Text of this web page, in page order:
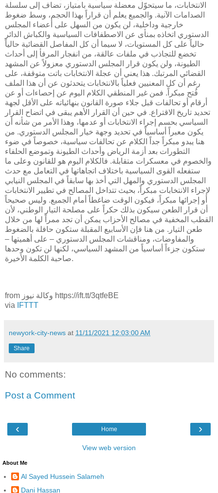
الانتخابات، ما سيتحوّل معضلة سياسية بامتياز، تضاف إلى سلسلة
الصدامات الآنية. والجميع يعلم أن قراراً بهذا الحجم، وسط ضغوط
خارجية وداخلية، لن يكون من السهل على أعضاء المجلس
الدستوري اتخاذه بمنأى عن الاصطفافات السياسية والكباش الدائر
حالياً على كل المستويات، لا سيما أن كل المفاصل القضائية حالياً
تخضع للتجاذب في ملفات عالقة، من انفجار المرفأ إلى أحداث
الطيونة، ولن يكون قرار المجلس الدستوري معزولاً عن المشهد
القضائي المرتبك. هذا يعني أن عجلة الانتخابات باتت متوقفة، على
رغم أن كل المعنيين فعلياً بالانتخابات يتحدثون عن أن هذا الملف
فُتح مبكراً. فمن غير المنطقي الكلام اليوم عن إحصاءات أو عن
أرقام أو تحالفات قبل جلاء صورة القانون بنهائياته على الأقل لجهة
تحديد تاريخ الاقتراع. في حين أن القرار الأهم يبقى في اتضاح القرار
السياسي بحسم إجراء الانتخابات أو عدمها، وهذا الأمر من شأنه أن
يكون معبراً أساسياً في تحديد وجهة خيار المجلس الدستوري. من
هنا يبدو مبكراً جداً الكلام عن تحالفات سياسية، خصوصاً في ضوء
التطورات بعد أزمة الرياض وأحداث الطيونة وتموضع الحلفاء
والخصوم في معسكرات متقابلة. فالكلام اليوم هو للقانون وعلى ما
ستفعله القوى السياسية باختلاف اتجاهاتها في التعامل مع حدث
المجلس الدستوري والمهل التي أخذ بها سابقاً في المجلس النيابي
لإجراء الانتخابات مبكراً، بحيث تتداخل المصالح في تطيير الانتخابات
أو إجرائها مبكراً، فيكون الوقت ضاغطاً أمام الجميع. وليس صحيحاً
أن قرار الطعن سيكون بذلك حكراً على مصلحة التيار الوطني، لأن
القطب المخفية في مصالح الأحزاب يمكن أن تجد ممراً لها من خلال
طعن التيار. من هنا فإن الأسابيع المقبلة ستكون حافلة بالضغوط
والمفاوضات، ومناقشات المجلس الدستوري – على أهميتها –
ستكون جزءاً أساسياً من المشهد السياسي، لكنها لن تكون وحدها
صاحبة الكلمة الأخيرة.
from وكالة نيوز https://ift.tt/3qtfeBE
via
IFTTT
newyork-city-news at 11/11/2021 12:03:00 AM
Share
No comments:
Post a Comment
‹ ›
Home
View web version
About Me
Al Sayed Hussein Salameh
Dani Hassan